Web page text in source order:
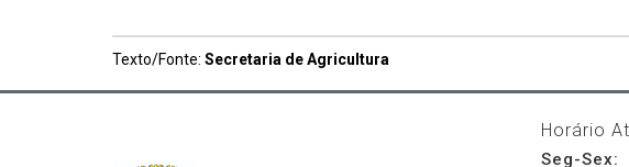
Texto/Fonte: Secretaria de Agricultura
Horário
Seg-Sex: